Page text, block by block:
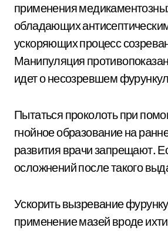
применения
обладающих
ускоряющих процесс
Манипуляция
идет о несозревшем
Пытаться проколоть при
гнойное образование на
развития врачи запрещают.
осложнений после такого
Ускорить вызревание
применение мазей вроде